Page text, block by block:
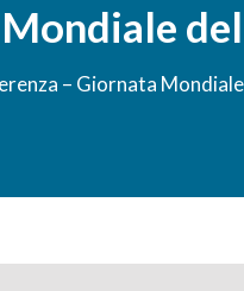
– Giornata